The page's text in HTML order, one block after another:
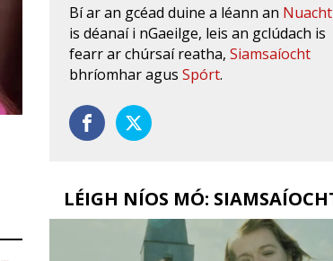
Bí ar an gcéad duine a léann an Nuacht
is déanaí i nGaeilge, leis an gclúdach is
fearr ar chúrsaí reatha,Siamsaíocht
bhríomhar agusSpórt.
LÉIGH NÍOS MÓ: